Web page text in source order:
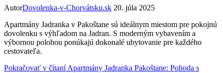
AutorDovolenka-v-Chorvátsku.sk 20. júla 2025
Apartmány Jadranka v Pakoštane sú ideálnym miestom pre pokojnú
dovolenku s výhľadom na Jadran. S moderným vybavením a
výbornou polohou ponúkajú dokonalé ubytovanie pre každého
cestovateľa.
Pokračovať v čítaníApartmány Jadranka Pakoštane: Pohoda s